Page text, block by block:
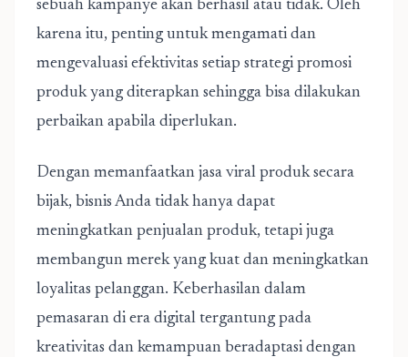
sebuah kampanye akan berhasil atau tidak. Oleh
karena itu, penting untuk mengamati dan
mengevaluasi efektivitas setiap strategi promosi
produk yang diterapkan sehingga bisa dilakukan
perbaikan apabila diperlukan.
Dengan memanfaatkan jasa viral produk secara
bijak, bisnis Anda tidak hanya dapat
meningkatkan penjualan produk, tetapi juga
membangun merek yang kuat dan meningkatkan
loyalitas pelanggan. Keberhasilan dalam
pemasaran di era digital tergantung pada
kreativitas dan kemampuan beradaptasi dengan